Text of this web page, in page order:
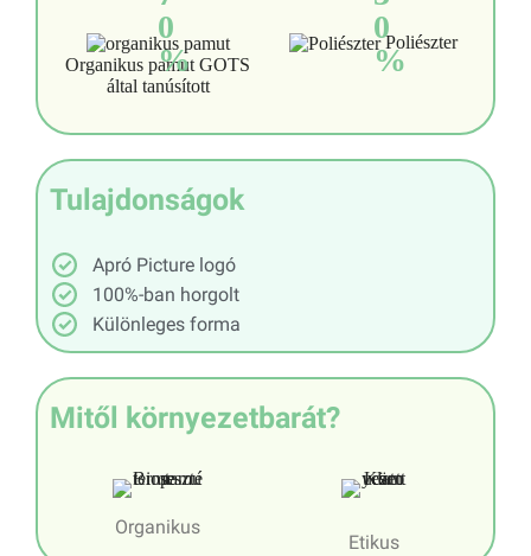
0
%
Organikus pamut GOTS
által tanúsított
0
%
Poliészter
Tulajdonságok
Apró Picture logó
100%-ban horgolt
Különleges forma
Mitől környezetbarát?
Organikus
Etikus